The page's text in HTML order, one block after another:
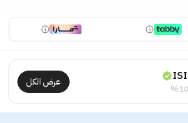
عرض الكل